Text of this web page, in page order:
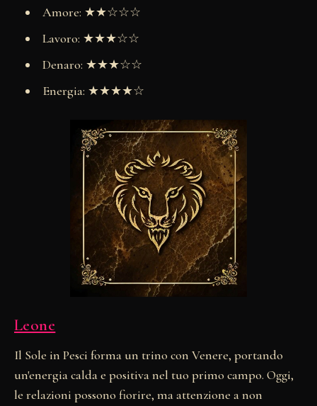
Amore: ★★☆☆☆
Lavoro: ★★★☆☆
Denaro: ★★★☆☆
Energia: ★★★★☆
Leone
Il Sole in Pesci forma un trino con Venere, portando
un'energia calda e positiva nel tuo primo campo. Oggi,
le relazioni possono fiorire, ma attenzione a non